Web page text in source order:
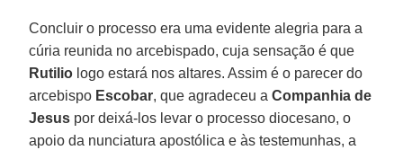
Concluir o processo era uma evidente alegria para a
cúria reunida no arcebispado, cuja sensação é que
Rutilio logo estará nos altares. Assim é o parecer do
arcebispo Escobar, que agradeceu aCompanhia de
Jesus por deixá-los levar o processo diocesano, o
apoio da nunciatura apostólica e às testemunhas, a